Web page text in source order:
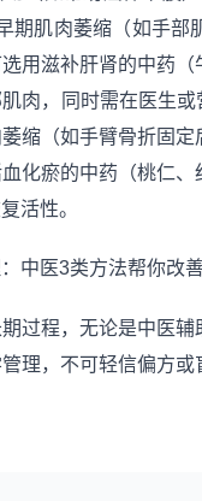
期肌肉萎缩（如手
用滋补肝肾的中药
肉，同时需在医生
缩（如手臂骨折固
化瘀的中药（桃仁
活性。
过程，无论是中医
理，不可轻信偏方